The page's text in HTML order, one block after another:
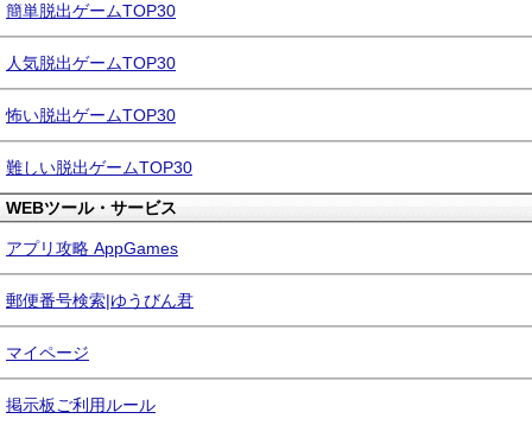
簡単脱出ゲームTOP30
人気脱出ゲームTOP30
怖い脱出ゲームTOP30
難しい脱出ゲームTOP30
WEBツール・サービス
アプリ攻略 AppGames
郵便番号検索|ゆうびん君
マイページ
掲示板ご利用ルール